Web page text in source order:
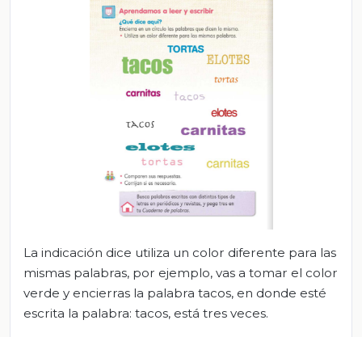
La indicación dice utiliza un color diferente para las
mismas palabras, por ejemplo, vas a tomar el color
verde y encierras la palabra tacos, en donde esté
escrita la palabra: tacos, está tres veces.